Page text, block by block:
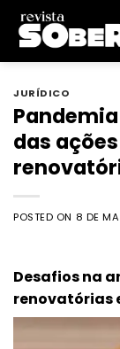
Skip
content
JURÍDICO
das
POSTED ON 8 DE
Desafios na
renovatórias